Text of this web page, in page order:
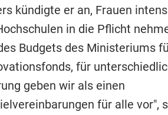
kündigte er an, Frauen
in die Pflicht
Budgets des Ministeriums
für
geben wir als einen
für alle vor",